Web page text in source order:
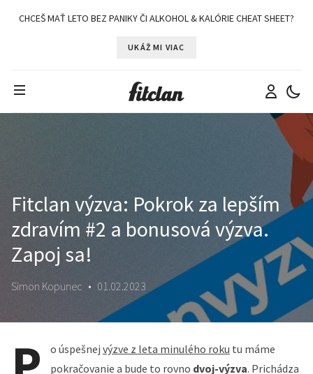
CHCEŠ MAŤ LETO BEZ PANIKY ČI ALKOHOL & KALÓRIE CHEAT SHEET?
UKÁŽ MI VIAC
Fitclan výzva: Pokrok za lepším
zdravím #2 a bonusová výzva.
Zapoj sa!
Simon Kopunec • 01.02.2023
o úspešnej výzve z leta minulého roku tu máme
pokračovanie a bude to rovno dvoj-výzva. Prichádza